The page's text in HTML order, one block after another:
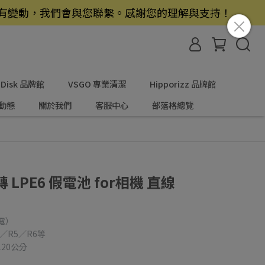
動，我們會與您聯繫。感謝您的理解與支持！
品牌館 VSGO 專業清潔
Hipporizz 品牌館
態
關於我們 客服中心 部落格總覽
LPE6 假電池 for相機 直線
R5／R6等
公分